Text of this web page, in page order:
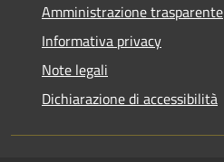
Amministrazione trasparente
Informativa privacy
Note legali
Dichiarazione di accessibilità